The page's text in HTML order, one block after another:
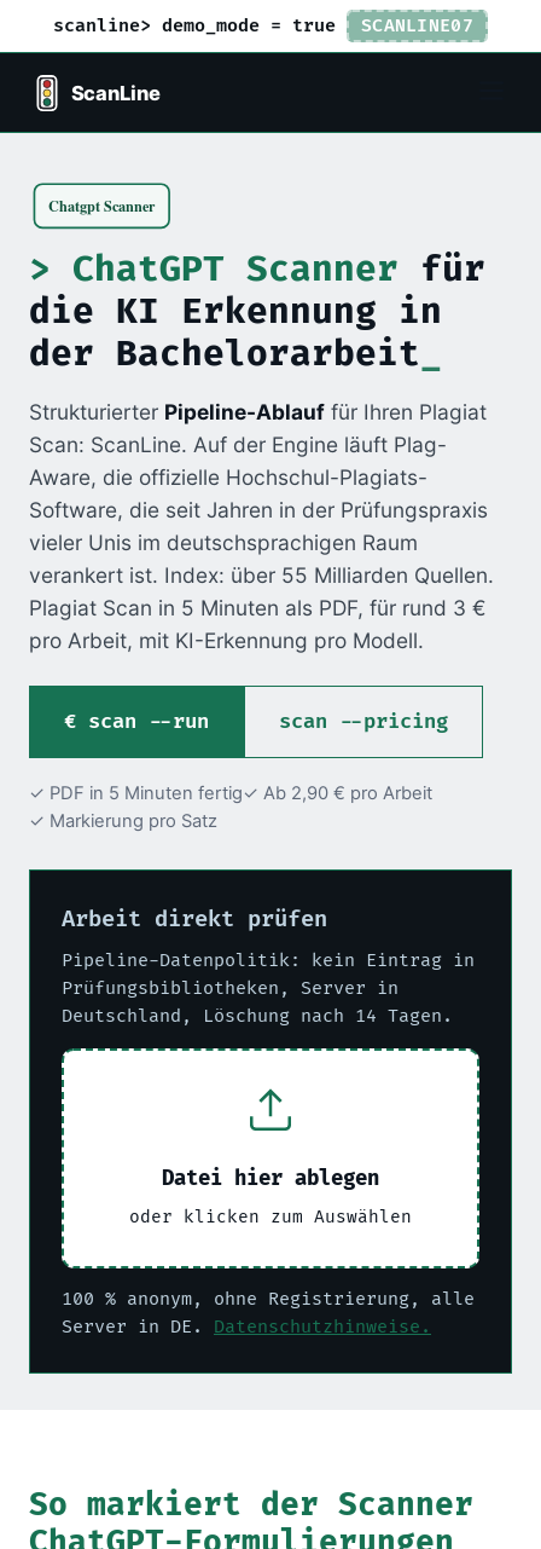
scanline> demo_mode = true SCANLINE07
ChatGPT Scanner für
die KI Erkennung in
der Bachelorarbeit
Strukturierter Pipeline-Ablauf für Ihren Plagiat
Scan: ScanLine. Auf der Engine läuft Plag-
Aware, die offizielle Hochschul-Plagiats-
Software, die seit Jahren in der Prüfungspraxis
vieler Unis im deutschsprachigen Raum
verankert ist. Index: über 55 Milliarden Quellen.
Plagiat Scan in 5 Minuten als PDF, für rund 3 €
pro Arbeit, mit KI-Erkennung pro Modell.
scan --run scan --pricing
✓ PDF in 5 Minuten fertig✓ Ab 2,90 € pro Arbeit
✓ Markierung pro Satz
Arbeit direkt prüfen
Pipeline-Datenpolitik: kein Eintrag in
Prüfungsbibliotheken, Server in
Deutschland, Löschung nach 14 Tagen.
Datei hier ablegen
oder klicken zum Auswählen
100 % anonym, ohne Registrierung, alle
Server in DE. Datenschutzhinweise.
So markiert der Scanner